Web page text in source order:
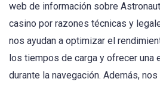
web de información sobre
casino por razones técnicas y
nos ayudan a optimizar el
los tiempos de carga y ofrecer una
durante la navegación. Además,